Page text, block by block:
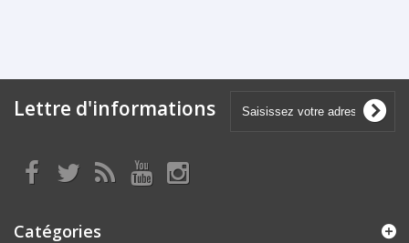
Lettre d'informations
Catégories